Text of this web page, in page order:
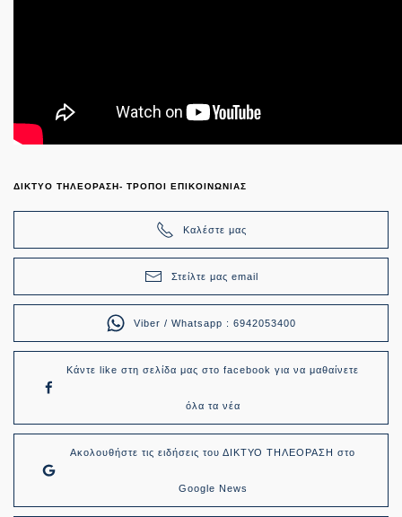
ΔΙΚΤΥΟ ΤΗΛΕΟΡΑΣΗ- ΤΡΟΠΟΙ ΕΠΙΚΟΙΝΩΝΙΑΣ
Καλέστε μας
Στείλτε μας email
Viber / Whatsapp : 6942053400
Κάντε like στη σελίδα μας στο facebook για να μαθαίνετε
όλα τα νέα
Ακολουθήστε τις ειδήσεις του ΔΙΚΤΥΟ ΤΗΛΕΟΡΑΣΗ στο
Google News